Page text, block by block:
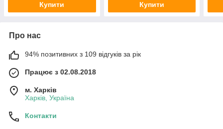
Купити Купити
Про нас
94% позитивних з 109 відгуків за рік
Працює з 02.08.2018
м. Харків
Харків, Україна
Контакти